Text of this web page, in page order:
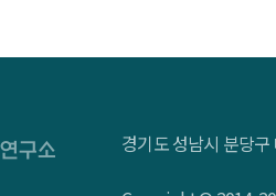
경기도 성남시 분당